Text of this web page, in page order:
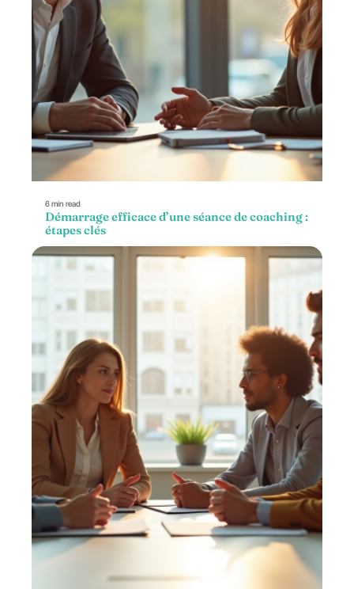
6 min read
Démarrage efficace d’une séance de coaching :
étapes clés